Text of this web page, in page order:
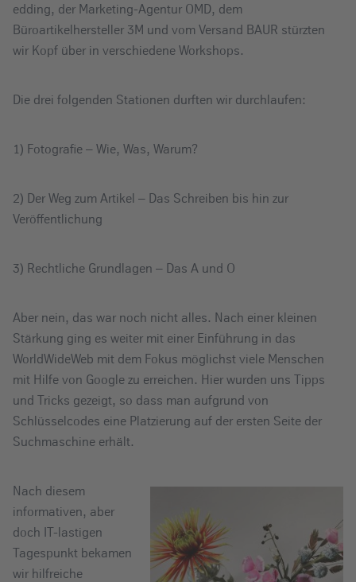
edding, der Marketing-Agentur OMD, dem
Büroartikelhersteller 3M und vom Versand BAUR stürzten
wir Kopf über in verschiedene Workshops.
Die drei folgenden Stationen durften wir durchlaufen:
1) Fotografie – Wie, Was, Warum?
2) Der Weg zum Artikel – Das Schreiben bis hin zur
Veröffentlichung
3) Rechtliche Grundlagen – Das A und O
Aber nein, das war noch nicht alles. Nach einer kleinen
Stärkung ging es weiter mit einer Einführung in das
WorldWideWeb mit dem Fokus möglichst viele Menschen
mit Hilfe von Google zu erreichen. Hier wurden uns Tipps
und Tricks gezeigt, so dass man aufgrund von
Schlüsselcodes eine Platzierung auf der ersten Seite der
Suchmaschine erhält.
Nach diesem
informativen, aber
doch IT-lastigen
Tagespunkt bekamen
wir hilfreiche